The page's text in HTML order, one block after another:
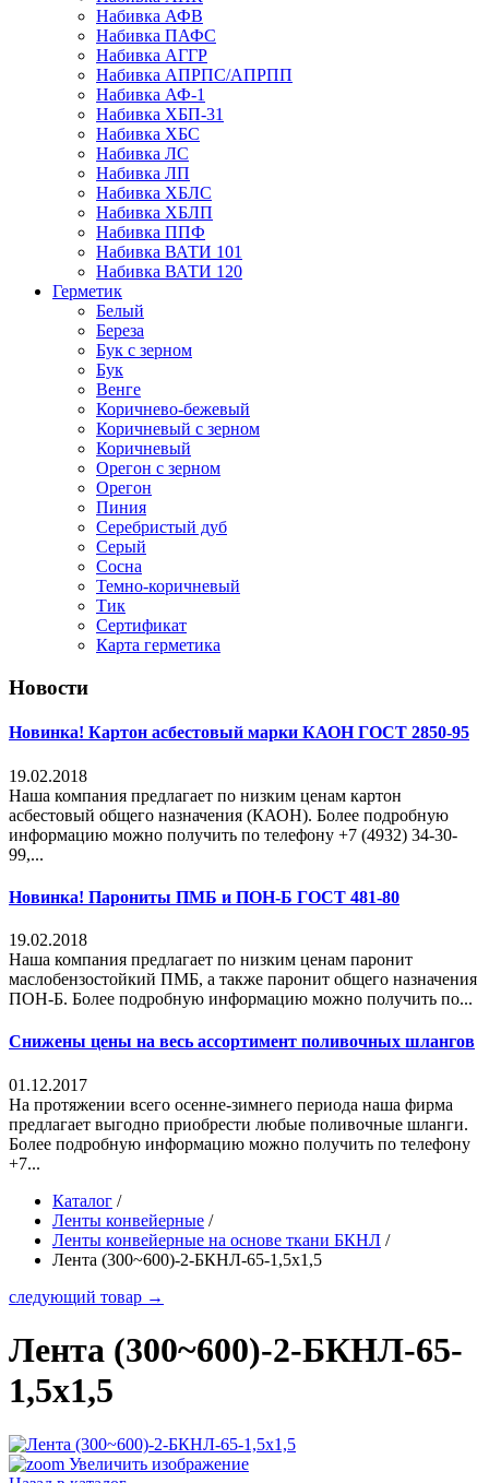
Набивка АФВ
Набивка ПАФС
Набивка АГГР
Набивка АПРПС/АПРПП
Набивка АФ-1
Набивка ХБП-31
Набивка ХБС
Набивка ЛС
Набивка ЛП
Набивка ХБЛС
Набивка ХБЛП
Набивка ППФ
Набивка ВАТИ 101
Набивка ВАТИ 120
Герметик
Белый
Береза
Бук с зерном
Бук
Венге
Коричнево-бежевый
Коричневый с зерном
Коричневый
Орегон с зерном
Орегон
Пиния
Серебристый дуб
Серый
Сосна
Темно-коричневый
Тик
Сертификат
Карта герметика
Новости
Новинка! Картон асбестовый марки КАОН ГОСТ 2850-95
19.02.2018
Наша компания предлагает по низким ценам картон
асбестовый общего назначения (КАОН). Более подробную
информацию можно получить по телефону +7 (4932) 34-30-
99,...
Новинка! Парониты ПМБ и ПОН-Б ГОСТ 481-80
19.02.2018
Наша компания предлагает по низким ценам паронит
маслобензостойкий ПМБ, а также паронит общего назначения
ПОН-Б. Более подробную информацию можно получить по...
Снижены цены на весь ассортимент поливочных шлангов
01.12.2017
На протяжении всего осенне-зимнего периода наша фирма
предлагает выгодно приобрести любые поливочные шланги.
Более подробную информацию можно получить по телефону
+7...
Каталог /
Ленты конвейерные /
Ленты конвейерные на основе ткани БКНЛ /
Лента (300~600)-2-БКНЛ-65-1,5х1,5
следующий товар →
Лента (300~600)-2-БКНЛ-65-
1,5х1,5
Увеличить изображение